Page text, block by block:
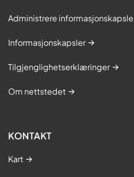
Administrere
Informasjonskapsler
Tilgjenglighetserklæringer
Om nettstedet
KONTAKT
Kart